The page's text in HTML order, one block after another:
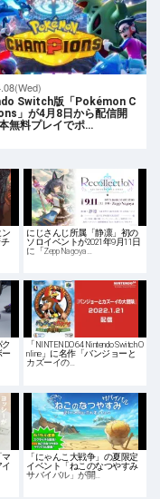
Switch版「Pokémon C
」が4月8日から配信開
無料プレイでポ…
ン
にじさんじ所属「静凛」初の
ソロイベントが2021年9月11日
に「Zepp Nagoya…
ク
ー
「NINTENDO 64 Nintendo Switch O
nline」に名作「バンジョーと
カズーイの…
マ
「にゃんこ大戦争」の夏限定
イベント「ねこのなつやすみ
サバイバル」が開…